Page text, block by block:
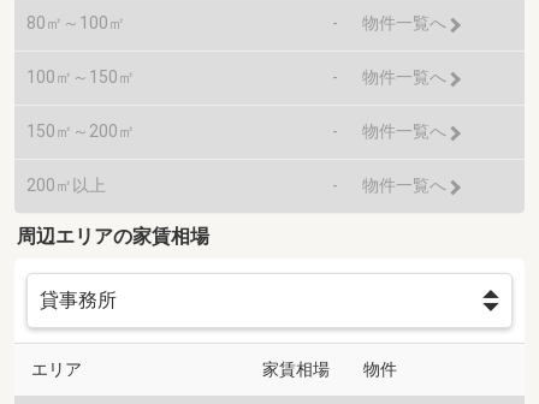
80㎡～100㎡ - 物件一覧へ
100㎡～150㎡ - 物件一覧へ
150㎡～200㎡ - 物件一覧へ
200㎡以上 - 物件一覧へ
周辺エリアの家賃相場
エリア 家賃相場 物件